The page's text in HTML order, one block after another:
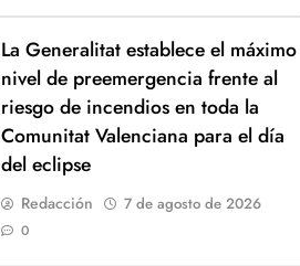
La Generalitat establece el máximo
nivel de preemergencia frente al
riesgo de incendios en toda la
Comunitat Valenciana para el día
del eclipse
Redacción 7 de agosto de 2026
0